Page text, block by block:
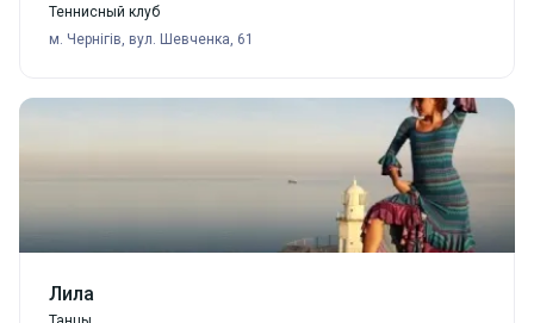
Теннисный клуб
м. Чернігів, вул. Шевченка, 61
Лила